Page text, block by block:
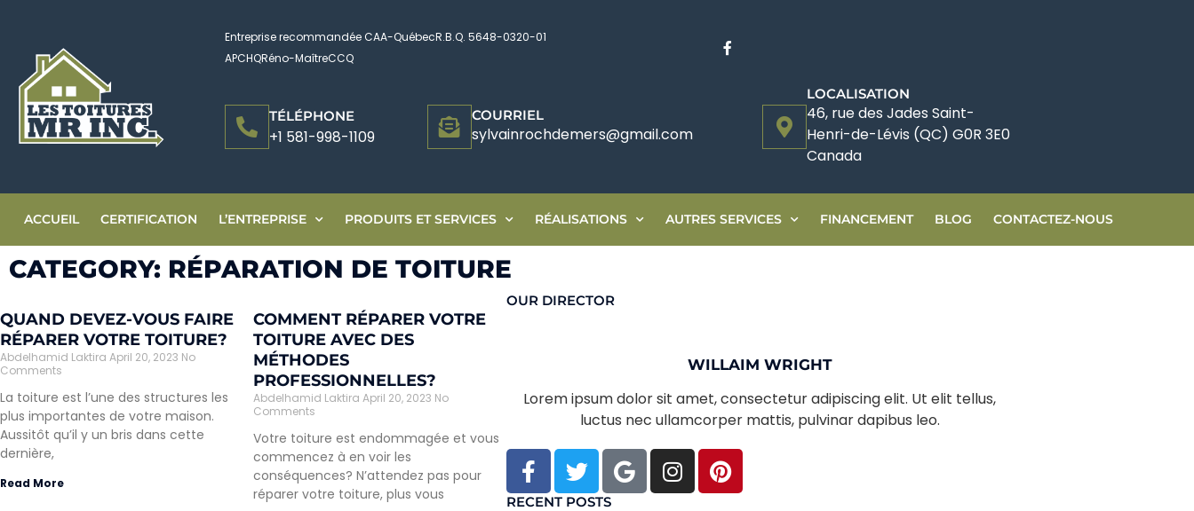
Entreprise recommandée CAA-QuébecR.B.Q. 5648-0320-01
APCHQRéno-MaîtreCCQ
TÉLÉPHONE
+1 581-998-1109
COURRIEL
sylvainrochdemers@gmail.com
LOCALISATION
46, rue des Jades Saint-
Henri-de-Lévis (QC) G0R 3E0
Canada
ACCUEIL CERTIFICATION L’ENTREPRISE PRODUITS ET SERVICES RÉALISATIONS AUTRES SERVICES FINANCEMENT BLOG CONTACTEZ-NOUS
CATEGORY: RÉPARATION DE TOITURE
QUAND DEVEZ-VOUS FAIRE
RÉPARER VOTRE TOITURE?
Abdelhamid Laktira April 20, 2023 No
Comments
La toiture est l’une des structures les
plus importantes de votre maison.
Aussitôt qu’il y un bris dans cette
dernière,
Read More
COMMENT RÉPARER VOTRE
TOITURE AVEC DES
MÉTHODES
PROFESSIONNELLES?
Abdelhamid Laktira April 20, 2023 No
Comments
Votre toiture est endommagée et vous
commencez à en voir les
conséquences? N’attendez pas pour
réparer votre toiture, plus vous
OUR DIRECTOR
WILLAIM WRIGHT
Lorem ipsum dolor sit amet, consectetur adipiscing elit. Ut elit tellus,
luctus nec ullamcorper mattis, pulvinar dapibus leo.
RECENT POSTS